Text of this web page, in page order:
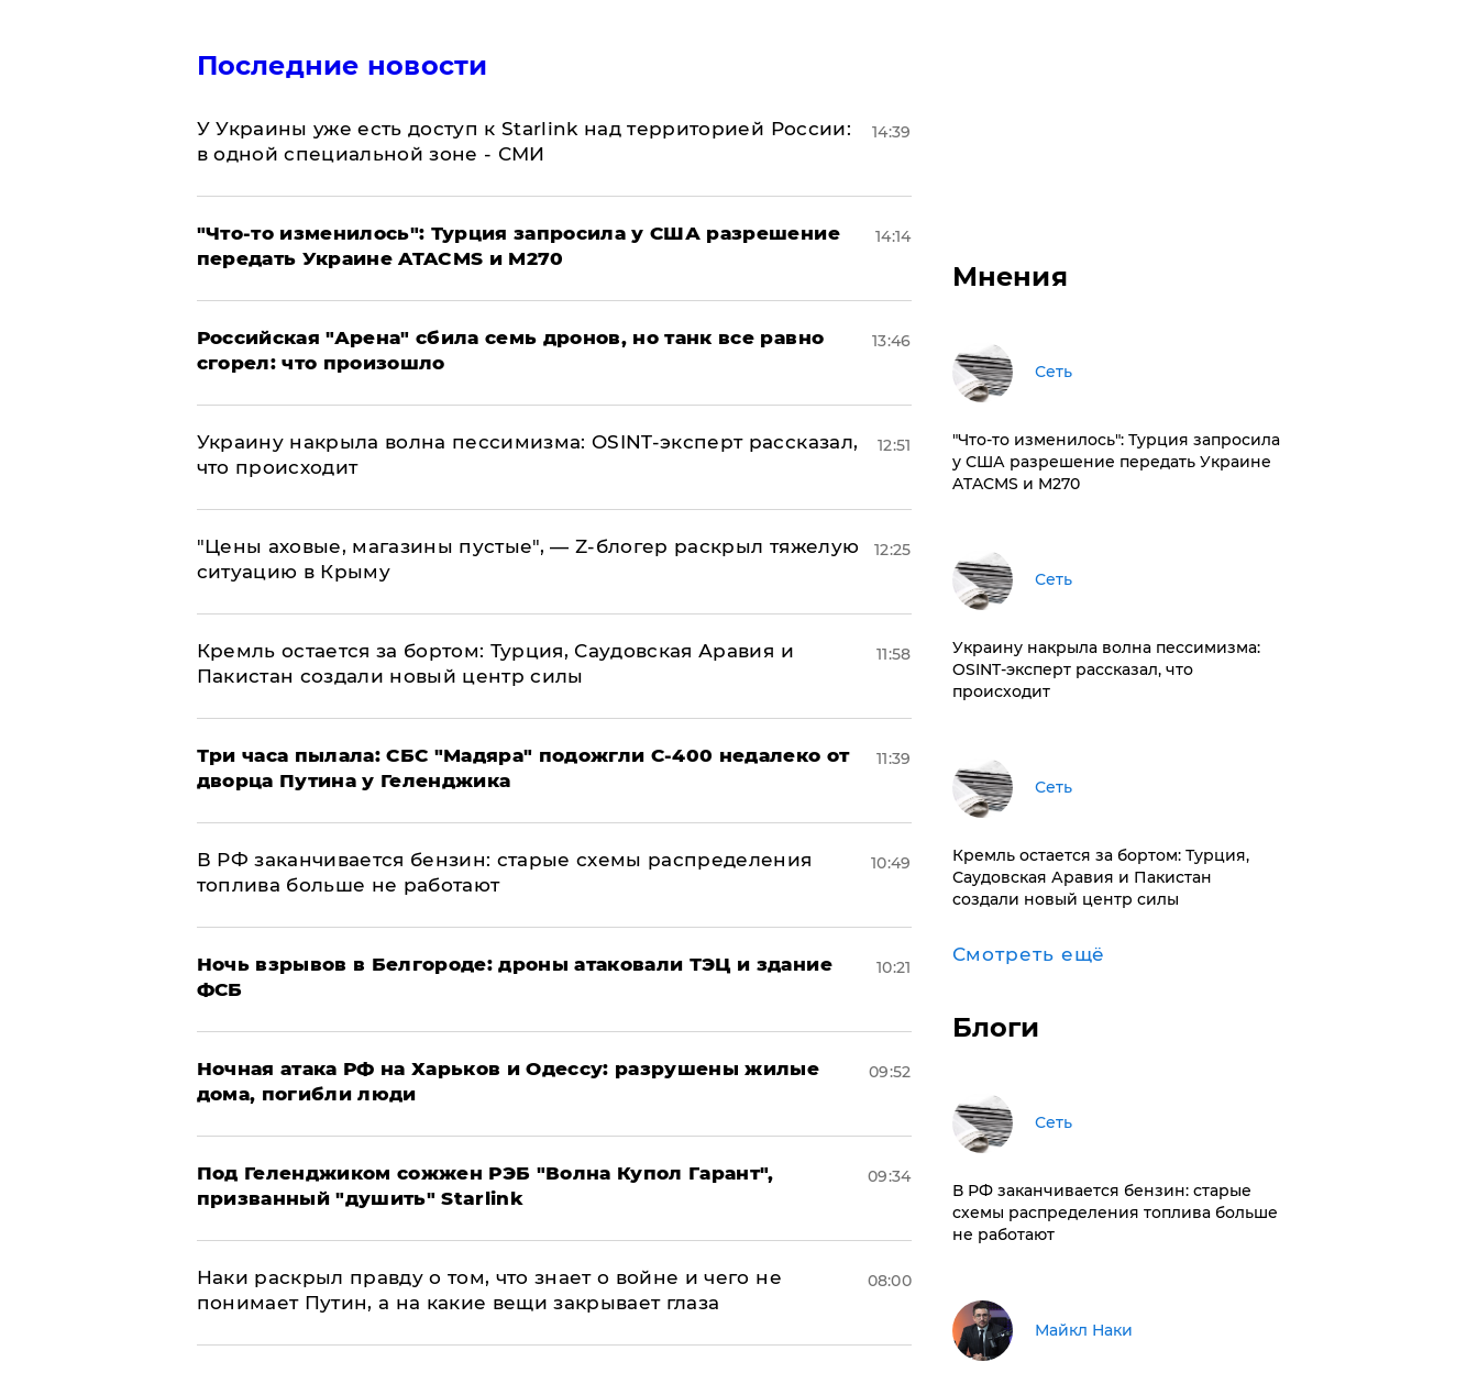
Последние новости
У Украины уже есть доступ к Starlink над территорией России:
в одной специальной зоне - СМИ
14:39
​"Что-то изменилось": Турция запросила у США разрешение
передать Украине ATACMS и M270
14:14
​Российская "Арена" сбила семь дронов, но танк все равно
сгорел: что произошло
13:46
​Украину накрыла волна пессимизма: OSINT-эксперт рассказал,
что происходит
12:51
​"Цены аховые, магазины пустые", — Z-блогер раскрыл тяжелую
ситуацию в Крыму
12:25
​Кремль остается за бортом: Турция, Саудовская Аравия и
Пакистан создали новый центр силы
11:58
Три часа пылала: СБС "Мадяра" подожгли С-400 недалеко от
дворца Путина у Геленджика
11:39
​В РФ заканчивается бензин: старые схемы распределения
топлива больше не работают
10:49
​Ночь взрывов в Белгороде: дроны атаковали ТЭЦ и здание
ФСБ
10:21
​Ночная атака РФ на Харьков и Одессу: разрушены жилые
дома, погибли люди
09:52
Под Геленджиком сожжен РЭБ "Волна Купол Гарант",
призванный "душить" Starlink
09:34
Наки раскрыл правду о том, что знает о войне и чего не
понимает Путин, а на какие вещи закрывает глаза
08:00
Мнения
Сеть
​"Что-то изменилось": Турция запросила
у США разрешение передать Украине
ATACMS и M270
Сеть
​Украину накрыла волна пессимизма:
OSINT-эксперт рассказал, что
происходит
Сеть
​Кремль остается за бортом: Турция,
Саудовская Аравия и Пакистан
создали новый центр силы
Смотреть ещё
Блоги
Сеть
​В РФ заканчивается бензин: старые
схемы распределения топлива больше
не работают
Майкл Наки